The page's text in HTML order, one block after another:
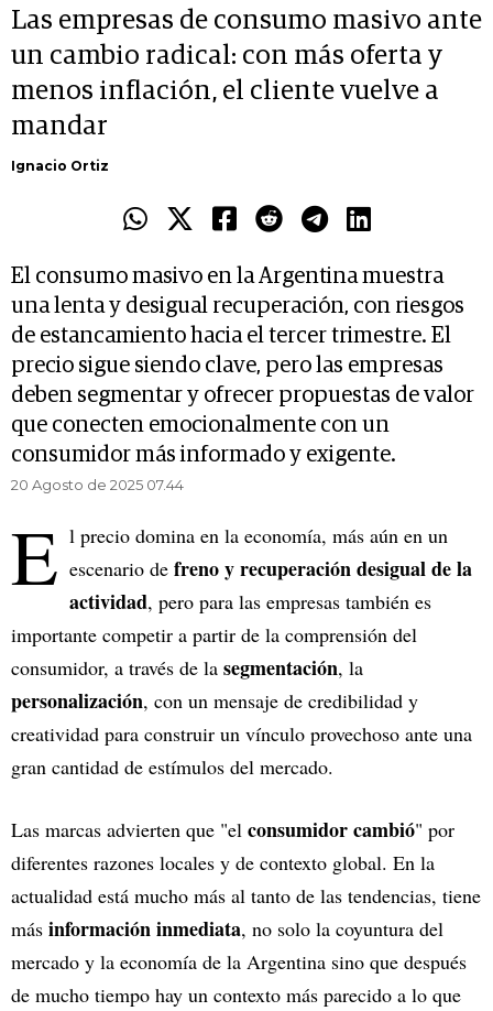
Las empresas de consumo masivo ante
un cambio radical: con más oferta y
menos inflación, el cliente vuelve a
mandar
Ignacio Ortiz
El consumo masivo en la Argentina muestra
una lenta y desigual recuperación, con riesgos
de estancamiento hacia el tercer trimestre. El
precio sigue siendo clave, pero las empresas
deben segmentar y ofrecer propuestas de valor
que conecten emocionalmente con un
consumidor más informado y exigente.
20 Agosto de 2025 07.44
E l precio domina en la economía, más aún en un
escenario de freno y recuperación desigual de la
actividad, pero para las empresas también es
importante competir a partir de la comprensión del
consumidor, a través de la segmentación, la
personalización, con un mensaje de credibilidad y
creatividad para construir un vínculo provechoso ante una
gran cantidad de estímulos del mercado.
Las marcas advierten que "el consumidor cambió" por
diferentes razones locales y de contexto global. En la
actualidad está mucho más al tanto de las tendencias, tiene
más información inmediata, no solo la coyuntura del
mercado y la economía de la Argentina sino que después
de mucho tiempo hay un contexto más parecido a lo que